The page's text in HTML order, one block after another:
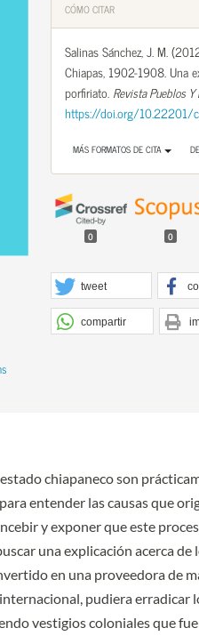
CÓMO CITAR
Salinas Sánchez, J. M.
Chiapas, 1902-1908. Una
porfiriato. Revista Pueblos
https://doi.org/10.22201/
MÁS FORMATOS DE CITA
0 0
tweet
compartir
chiapaneco son
entender las causas que
y exponer que este
una explicación acerca de
en una proveedora de
pudiera erradicar
vestigios coloniales que